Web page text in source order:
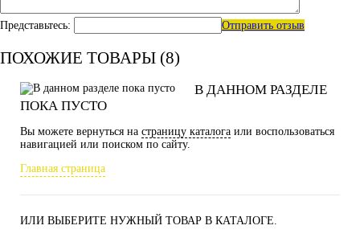
Представьтесь: Отправить отзыв
ПОХОЖИЕ ТОВАРЫ (8)
В ДАННОМ РАЗДЕЛЕ
ПОКА ПУСТО
Вы можете вернуться на страницу каталога или воспользоваться
навигацией или поиском по сайту.
Главная страница
ИЛИ ВЫБЕРИТЕ НУЖНЫЙ ТОВАР В КАТАЛОГЕ.